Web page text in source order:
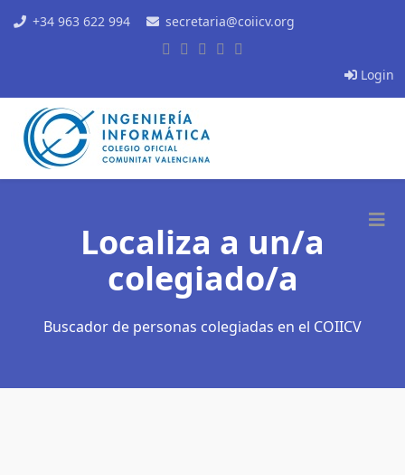
+34 963 622 994 secretaria@coiicv.org
Login
Localiza a un/a
colegiado/a
Buscador de personas colegiadas en el COIICV